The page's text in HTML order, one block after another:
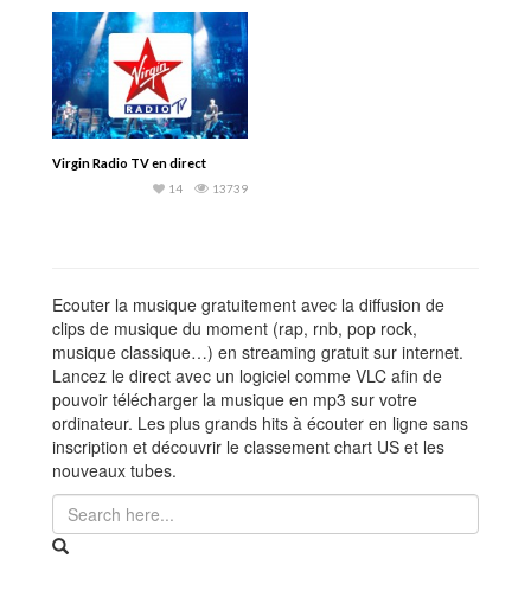
Virgin Radio TV en direct
13739
14
Ecouter la musique gratuitement avec la diffusion de
clips de musique du moment (rap, rnb, pop rock,
musique classique…) en streaming gratuit sur internet.
Lancez le direct avec un logiciel comme VLC afin de
pouvoir télécharger la musique en mp3 sur votre
ordinateur. Les plus grands hits à écouter en ligne sans
inscription et découvrir le classement chart US et les
nouveaux tubes.